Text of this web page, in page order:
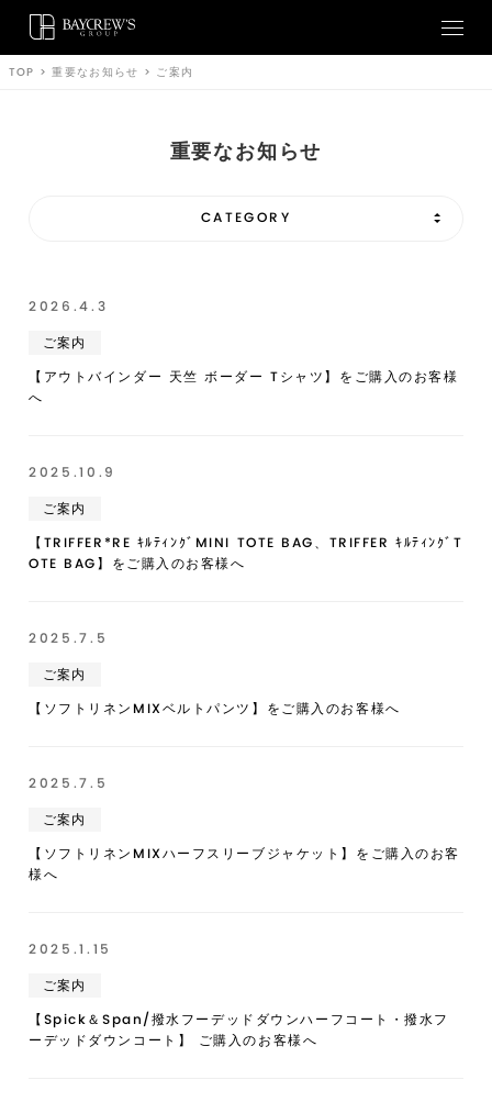
TOP >重要なお知らせ > ご案内
重要なお知らせ
CATEGORY
2026.4.3
ご案内
【アウトバインダー 天竺 ボーダー Tシャツ】をご購入のお客様
へ
2025.10.9
ご案内
【TRIFFER*RE ｷﾙﾃｨﾝｸﾞMINI TOTE BAG、TRIFFER ｷﾙﾃｨﾝｸﾞT
OTE BAG】をご購入のお客様へ
2025.7.5
ご案内
【ソフトリネンMIXベルトパンツ】をご購入のお客様へ
2025.7.5
ご案内
【ソフトリネンMIXハーフスリーブジャケット】をご購入のお客
様へ
2025.1.15
ご案内
【Spick＆Span/撥水フーデッドダウンハーフコート・撥水フ
ーデッドダウンコート】 ご購入のお客様へ